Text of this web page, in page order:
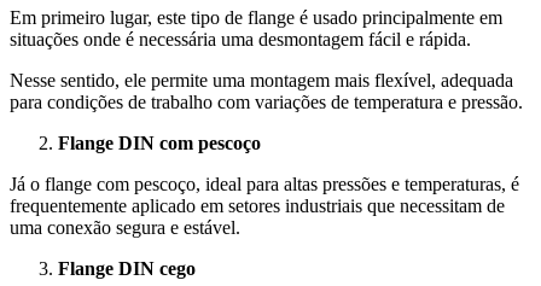
Em primeiro lugar, este tipo de flange é usado principalmente em
situações onde é necessária uma desmontagem fácil e rápida.
Nesse sentido, ele permite uma montagem mais flexível, adequada
para condições de trabalho com variações de temperatura e pressão.
Flange DIN com pescoço
Já o flange com pescoço, ideal para altas pressões e temperaturas, é
frequentemente aplicado em setores industriais que necessitam de
uma conexão segura e estável.
Flange DIN cego